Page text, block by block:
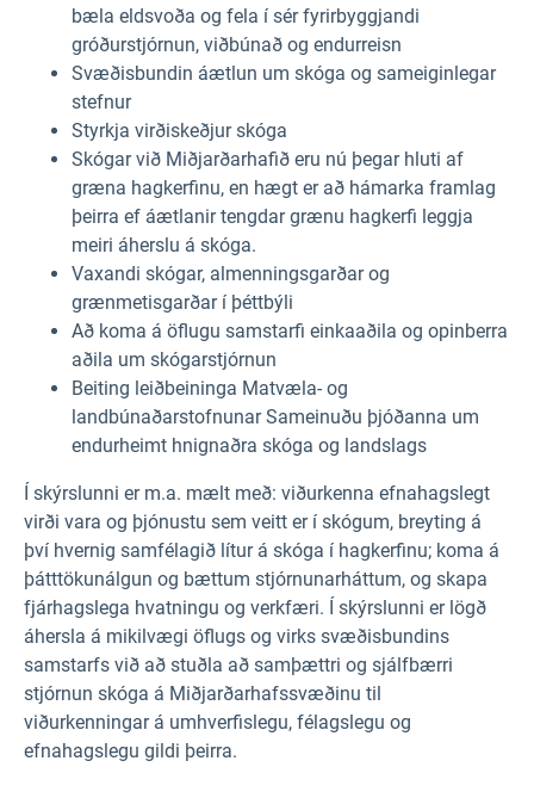
bæla eldsvoða og fela í sér fyrirbyggjandi
gróðurstjórnun, viðbúnað og endurreisn
Svæðisbundin áætlun um skóga og sameiginlegar
stefnur
Styrkja virðiskeðjur skóga
Skógar við Miðjarðarhafið eru nú þegar hluti af
græna hagkerfinu, en hægt er að hámarka framlag
þeirra ef áætlanir tengdar grænu hagkerfi leggja
meiri áherslu á skóga.
Vaxandi skógar, almenningsgarðar og
grænmetisgarðar í þéttbýli
Að koma á öflugu samstarfi einkaaðila og opinberra
aðila um skógarstjórnun
Beiting leiðbeininga Matvæla- og
landbúnaðarstofnunar Sameinuðu þjóðanna um
endurheimt hnignaðra skóga og landslags
Í skýrslunni er m.a. mælt með: viðurkenna efnahagslegt
virði vara og þjónustu sem veitt er í skógum, breyting á
því hvernig samfélagið lítur á skóga í hagkerfinu; koma á
þátttökunálgun og bættum stjórnunarháttum, og skapa
fjárhagslega hvatningu og verkfæri. Í skýrslunni er lögð
áhersla á mikilvægi öflugs og virks svæðisbundins
samstarfs við að stuðla að samþættri og sjálfbærri
stjórnun skóga á Miðjarðarhafssvæðinu til
viðurkenningar á umhverfislegu, félagslegu og
efnahagslegu gildi þeirra.